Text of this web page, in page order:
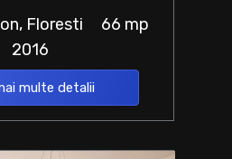
Floresti
66 mp
2016
multe detalii